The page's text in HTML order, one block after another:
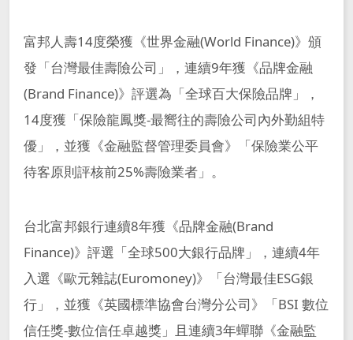
富邦人壽14度榮獲《世界金融(World Finance)》頒
發「台灣最佳壽險公司」，連續9年獲《品牌金融
(Brand Finance)》評選為「全球百大保險品牌」，
14度獲「保險龍鳳獎-最嚮往的壽險公司內外勤組特
優」，並獲《金融監督管理委員會》「保險業公平
待客原則評核前25%壽險業者」。
台北富邦銀行連續8年獲《品牌金融(Brand
Finance)》評選「全球500大銀行品牌」，連續4年
入選《歐元雜誌(Euromoney)》「台灣最佳ESG銀
行」，並獲《英國標準協會台灣分公司》「BSI 數位
信任獎-數位信任卓越獎」且連續3年蟬聯《金融監